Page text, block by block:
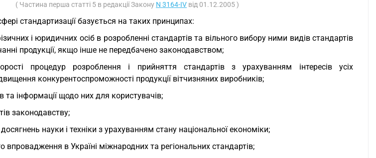
( Частина перша статті 5 в редакції Закону N 3164-IV від 01.12.2005 )
стандартизації базується на таких принципах:
і юридичних осіб в розробленні стандартів та вільного вибору ними видів стандартів
продукції, якщо інше не передбачено законодавством;
процедур розроблення і прийняття стандартів з урахуванням інтересів усіх
конкурентоспроможності продукції вітчизняних виробників;
та інформації щодо них для користувачів;
законодавству;
науки і техніки з урахуванням стану національної економіки;
впровадження в Україні міжнародних та регіональних стандартів;